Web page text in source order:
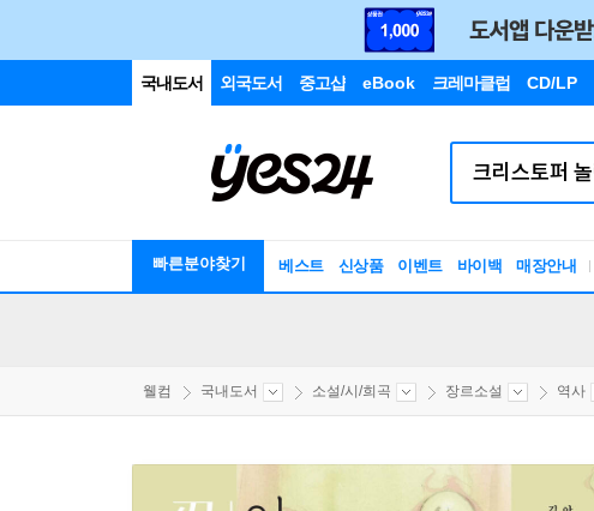
국내도서 외국도서 중고샵 eBook 크레마클럽 CD/LP
빠른분야찾기 베스트 신상품 이벤트 바이백 매장안내
웰컴 국내도서 소설/시/희곡 장르소설 역사